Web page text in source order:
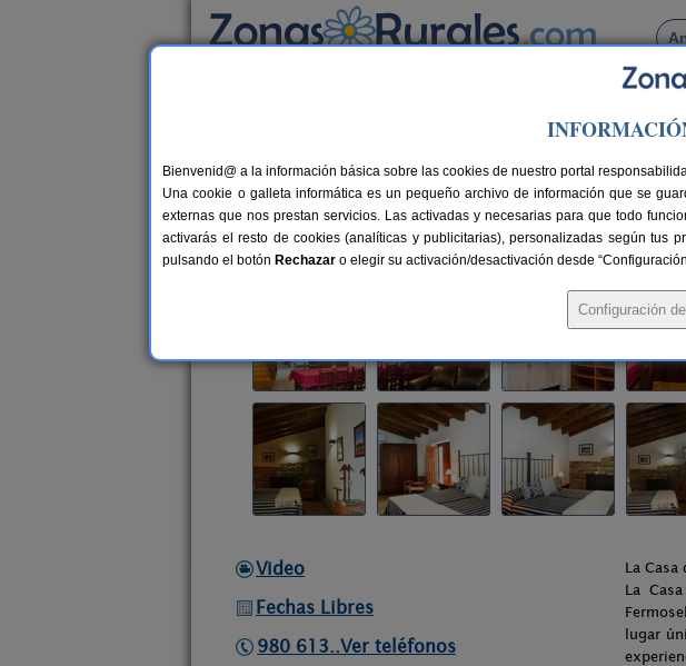
Busca por pueblo
Fermoselle> La Casa del Vino
La Casa del Vino
Casa Rural en Fermoselle (Zamora)
Alquiler completo 2-6+2 plazas 60 km de Zamora
Video
Fechas Libres
980 613..Ver teléfonos
La
La
lugar
Bienvenid@ a la información básica sobre las cookies de nuestro portal
Una cookie o galleta informática es un pequeño archivo de información que se
externas que nos prestan servicios. Las activadas y necesarias para que todo
activarás el resto de cookies (analíticas y publicitarias), personalizadas según tus
pulsando el botón Rechazar o elegir su activación/desactivación desde